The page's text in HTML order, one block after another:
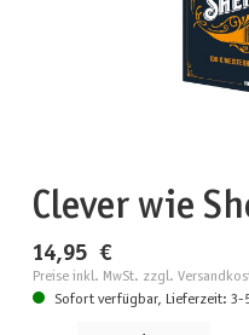
Clever wie
14,95 €
Preise inkl. MwSt. zzgl.
Sofort verfügbar, Lieferzeit: 3-
Produkt Anzahl: Gib den gewünschten